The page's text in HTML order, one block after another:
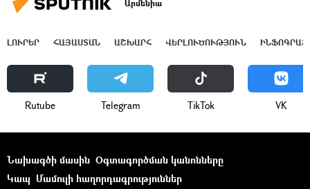
Արմենիա
ԼՈՒՐԵՐ ՀԱՅԱՍՏԱՆ ԱՇԽԱՐՀ ՎԵՐԼՈՒԾՈՒԹՅՈՒՆ
Rutube Telegram ТikТоk VK
Նախագծի մասին Օգտագործման կանոնները
Կապ Մամուլի հաղորդագրություններ